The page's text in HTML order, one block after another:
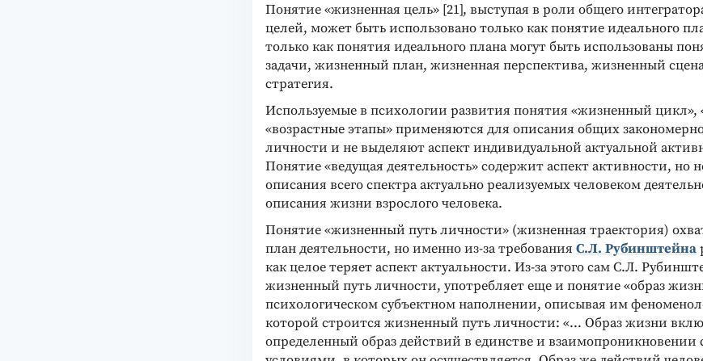
Понятие «жизненная цель» [21], выступая в роли общего
целей, может быть использовано только как понятие идеального
только как понятия идеального плана могут быть использованы
задачи, жизненный план, жизненная перспектива, жизненный
стратегия.
Используемые в психологии развития понятия «жизненный цикл»,
«возрастные этапы» применяются для описания общих
личности и не выделяют аспект индивидуальной актуальной
Понятие «ведущая деятельность» содержит аспект активности, но
описания всего спектра актуально реализуемых человеком
описания жизни взрослого человека.
Понятие «жизненный путь личности» (жизненная траектория)
план деятельности, но именно из-за требования С.Л. Рубинштейна
как целое теряет аспект актуальности. Из-за этого сам С.Л.
жизненный путь личности, употребляет еще и понятие «образ
психологическом субъектном наполнении, описывая им
которой строится жизненный путь личности: «… Образ жизни
определенный образ действий в единстве и